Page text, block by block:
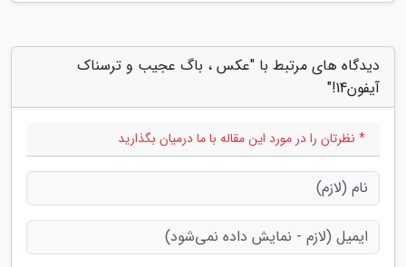
دیدگاه های مرتبط با "عکس ، باگ عجیب و ترسناک
آیفون14!"
* نظرتان را در مورد این مقاله با ما درمیان بگذارید